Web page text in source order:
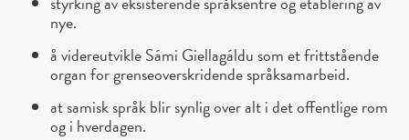
nye.
å videreutvikle Sámi Giellagáldu som et frittstående
organ for grenseoverskridende språksamarbeid.
at samisk språk blir synlig over alt i det offentlige rom
og i hverdagen.